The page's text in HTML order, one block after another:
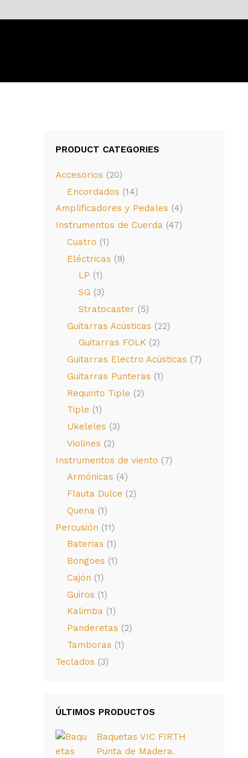
PRODUCT CATEGORIES
Accesorios (20)
Encordados (14)
Amplificadores y Pedales (4)
Instrumentos de Cuerda (47)
Cuatro (1)
Eléctricas (9)
LP (1)
SG (3)
Stratocaster (5)
Guitarras Acústicas (22)
Guitarras FOLK (2)
Guitarras Electro Acústicas (7)
Guitarras Punteras (1)
Requinto Tiple (2)
Tiple (1)
Ukeleles (3)
Violines (2)
Instrumentos de viento (7)
Armónicas (4)
Flauta Dulce (2)
Quena (1)
Percusión (11)
Baterias (1)
Bongoes (1)
Cajón (1)
Guiros (1)
Kalimba (1)
Panderetas (2)
Tamboras (1)
Teclados (3)
ÚLTIMOS PRODUCTOS
Baquetas VIC FIRTH
Punta de Madera.